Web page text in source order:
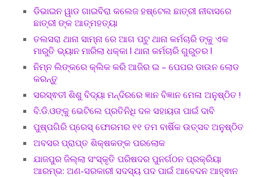
ଡିଭାଇନ ୱାଡ ଗାଇବିରା କଲେଜ ହଷ୍ଟେଲ ଛାତ୍ରୀ ନୀବାସରେ
ଛାତ୍ରୀ ଙ୍କ ଆତ୍ମହତ୍ୟା
ତଲସରା ଥାନା ସାମ୍ନା ରେ ଆଗ ପଟୁ ଥାନା କର୍ମଚାରି ଙ୍କୁ ଏକ
ମାରୁତି ଭ୍ୟାନ ମାରିଲା ଧକ୍କା l ଥାନା କର୍ମଚାରି ଗୁରୁତର l
ନିମ୍ନ ଲିଙ୍କରେ କ୍ଲିକ କରି ଆଜିର ଇ – ପେପର ଡାଉନ ଲୋଡ
କରନ୍ତୁ
ସରସ୍ଵତୀ ଶିଶୁ ବିଦ୍ୟା ମନ୍ଦିରରେ ଜ୍ଞାନ ବିଜ୍ଞାନ ମେଳା ଅନୁଷ୍ଠିତ !
ବି.ଡି.ଓଙ୍କୁ ଭେଟିଲେ ପ୍ରତିନିଧି ଦଳ ସହାୟତା ପାଇଁ ଦାବି
ପୁଷ୍ପଗିରି ପ୍ରେସ୍ ଫୋରମର ୧୧ ତମ ବାର୍ଷିକ ଉତ୍ସବ ଅନୁଷ୍ଠିତ
ଅବସର ପ୍ରାପ୍ତ ଶିକ୍ଷକଙ୍କ ପରଲୋକ
ଯାଜପୁର ଜିଲ୍ଲା ସଂସ୍କୃତି ପରିଷଦର ପୁନର୍ଗଠନ ପ୍ରକ୍ରିୟା
ଆରମ୍ଭ: ଅଣ-ସରକାରୀ ସଦସ୍ୟ ପଦ ପାଇଁ ଆବେଦନ ଆହ୍ଵାନ